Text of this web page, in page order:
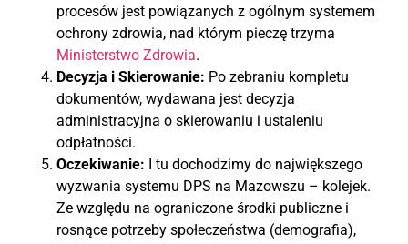
procesów jest powiązanych z ogólnym systemem
ochrony zdrowia, nad którym pieczę trzyma
Ministerstwo Zdrowia.
Decyzja i Skierowanie: Po zebraniu kompletu
dokumentów, wydawana jest decyzja
administracyjna o skierowaniu i ustaleniu
odpłatności.
Oczekiwanie: I tu dochodzimy do największego
wyzwania systemu DPS na Mazowszu – kolejek.
Ze względu na ograniczone środki publiczne i
rosnące potrzeby społeczeństwa (demografia),